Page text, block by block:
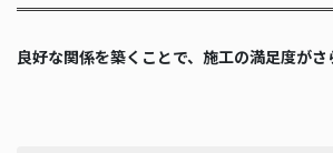
良好な関係を築くことで、施工の満足度がさ